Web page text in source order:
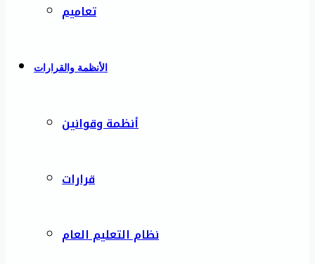
تعاميم
الأنظمة والقرارات
أنظمة وقوانين
قرارات
نظام التعليم العام